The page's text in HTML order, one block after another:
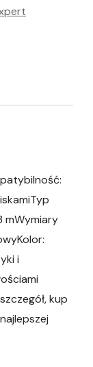
mWymiary
i
kup